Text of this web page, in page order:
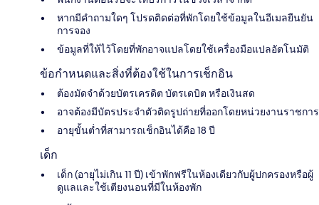
หากมีคำถามใดๆ โปรดติดต่อที่พักโดยใช้ข้อมูลในอีเมลยืนยัน
การจอง
ข้อมูลที่ให้ไว้โดยที่พักอาจแปลโดยใช้เครื่องมือแปลอัตโนมัติ
ข้อกำหนดและสิ่งที่ต้องใช้ในการเช็กอิน
ต้องมัดจำด้วยบัตรเครดิต บัตรเดบิต หรือเงินสด
อาจต้องมีบัตรประจำตัวติดรูปถ่ายที่ออกโดยหน่วยงานราชการ
อายุขั้นต่ำที่สามารถเช็กอินได้คือ 18 ปี
เด็ก
เด็ก (อายุไม่เกิน 11 ปี) เข้าพักฟรีในห้องเดียวกับผู้ปกครองหรือผู้
ดูแลและใช้เตียงนอนที่มีในห้องพัก